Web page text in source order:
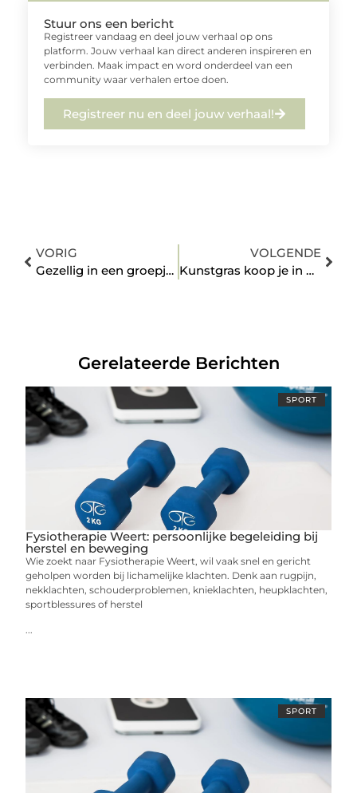
Stuur ons een bericht
Registreer vandaag en deel jouw verhaal op ons
platform. Jouw verhaal kan direct anderen inspireren en
verbinden. Maak impact en word onderdeel van een
community waar verhalen ertoe doen.
Registreer nu en deel jouw verhaal!
VORIG
Gezellig in een groepje hardlopen in Nijkerk
VOLGENDE
Kunstgras koop je in Apeldoorn
Gerelateerde Berichten
SPORT
Fysiotherapie Weert: persoonlijke begeleiding bij
herstel en beweging
Wie zoekt naar Fysiotherapie Weert, wil vaak snel en gericht
geholpen worden bij lichamelijke klachten. Denk aan rugpijn,
nekklachten, schouderproblemen, knieklachten, heupklachten,
sportblessures of herstel
SPORT